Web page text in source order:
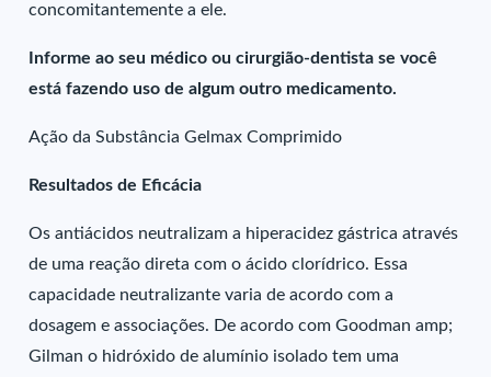
concomitantemente a ele.
Informe ao seu médico ou cirurgião-dentista se você
está fazendo uso de algum outro medicamento.
Ação da Substância Gelmax Comprimido
Resultados de Eficácia
Os antiácidos neutralizam a hiperacidez gástrica através
de uma reação direta com o ácido clorídrico. Essa
capacidade neutralizante varia de acordo com a
dosagem e associações. De acordo com Goodman amp;
Gilman o hidróxido de alumínio isolado tem uma